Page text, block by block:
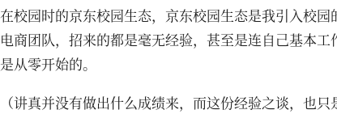
在校园时的京东校园生态，京东校园生态是我引入校
电商团队，招来的都是毫无经验，甚至是连自己基本
是从零开始的。
（讲真并没有做出什么成绩来，而这份经验之谈，也只